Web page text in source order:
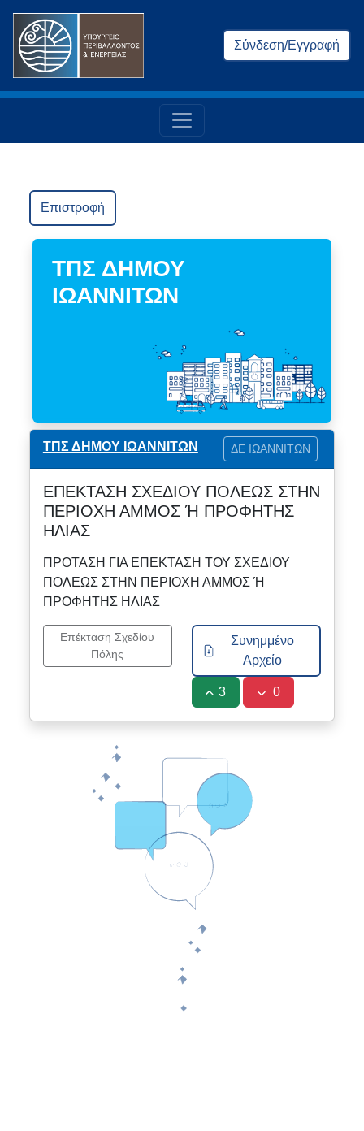
Σύνδεση/Εγγραφή
Επιστροφή
ΤΠΣ ΔΗΜΟΥ
ΙΩΑΝΝΙΤΩΝ
ΤΠΣ ΔΗΜΟΥ ΙΩΑΝΝΙΤΩΝ ΔΕ ΙΩΑΝΝΙΤΩΝ
ΕΠΕΚΤΑΣΗ ΣΧΕΔΙΟΥ ΠΟΛΕΩΣ ΣΤΗΝ
ΠΕΡΙΟΧΗ ΑΜΜΟΣ Ή ΠΡΟΦΗΤΗΣ
ΗΛΙΑΣ
ΠΡΟΤΑΣΗ ΓΙΑ ΕΠΕΚΤΑΣΗ ΤΟΥ ΣΧΕΔΙΟΥ
ΠΟΛΕΩΣ ΣΤΗΝ ΠΕΡΙΟΧΗ ΑΜΜΟΣ Ή
ΠΡΟΦΗΤΗΣ ΗΛΙΑΣ
Επέκταση Σχεδίου
Πόλης
Συνημμένο
Αρχείο
3 0